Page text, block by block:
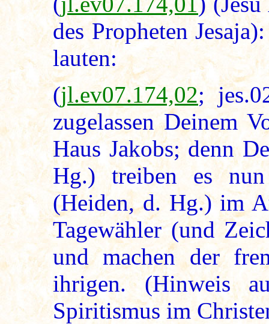
des Propheten
lauten:
(jl.ev07.174,02;
zugelassen Deinem
Haus Jakobs; denn
Hg.) treiben es
(Heiden, d. Hg.) im
Tagewähler (und
und machen der
ihrigen. (Hinweis
Spiritismus im